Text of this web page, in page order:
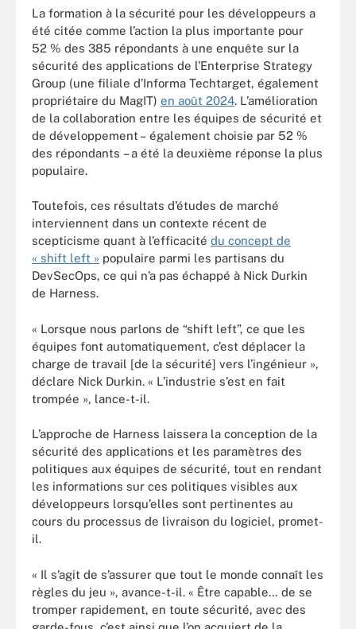
La formation à la sécurité pour les développeurs a
été citée comme l’action la plus importante pour
52 % des 385 répondants à une enquête sur la
sécurité des applications de l’Enterprise Strategy
Group (une filiale d’Informa Techtarget, également
propriétaire du MagIT) en août 2024. L’amélioration
de la collaboration entre les équipes de sécurité et
de développement – également choisie par 52 %
des répondants – a été la deuxième réponse la plus
populaire.
Toutefois, ces résultats d’études de marché
interviennent dans un contexte récent de
scepticisme quant à l’efficacité du concept de
« shift left » populaire parmi les partisans du
DevSecOps, ce qui n’a pas échappé à Nick Durkin
de Harness.
« Lorsque nous parlons de “shift left”, ce que les
équipes font automatiquement, c’est déplacer la
charge de travail [de la sécurité] vers l’ingénieur »,
déclare Nick Durkin. « L’industrie s’est en fait
trompée », lance-t-il.
L’approche de Harness laissera la conception de la
sécurité des applications et les paramètres des
politiques aux équipes de sécurité, tout en rendant
les informations sur ces politiques visibles aux
développeurs lorsqu’elles sont pertinentes au
cours du processus de livraison du logiciel, promet-
il.
« Il s’agit de s’assurer que tout le monde connaît les
règles du jeu », avance-t-il. « Être capable… de se
tromper rapidement, en toute sécurité, avec des